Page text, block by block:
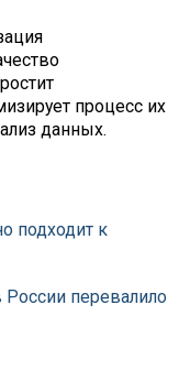
процесс их
данных.
подходит к
перевалило